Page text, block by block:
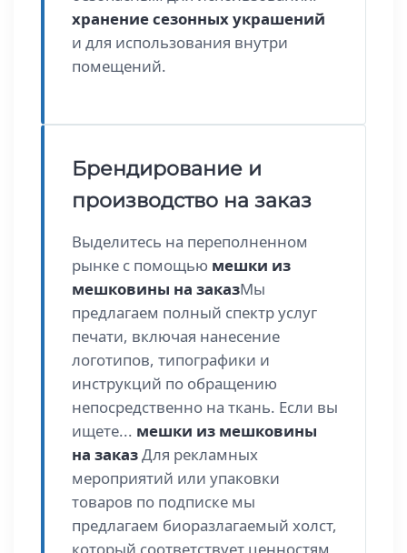
хранение сезонных украшений
и для использования внутри
помещений.
Брендирование и
производство на заказ
Выделитесь на переполненном
рынке с помощью мешки из
мешковины на заказМы
предлагаем полный спектр услуг
печати, включая нанесение
логотипов, типографики и
инструкций по обращению
непосредственно на ткань. Если вы
ищете... мешки из мешковины
на заказДля рекламных
мероприятий или упаковки
товаров по подписке мы
предлагаем биоразлагаемый холст,